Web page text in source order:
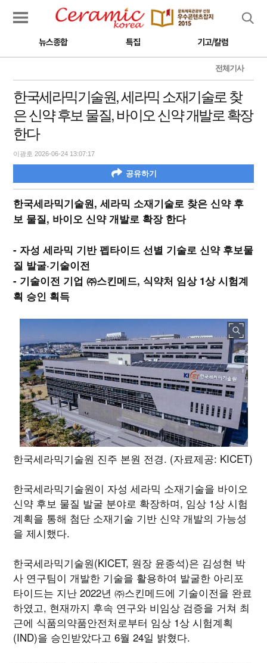
뉴스종합 특집 기고/칼럼
전체기사
한국세라믹기술원, 세라믹 소재기술로 찾
은 신약 후보 물질, 바이오 신약 개발로 확장
한다
이광호 2026-06-24 13:07:17
공유하기
한국세라믹기술원, 세라믹 소재기술로 찾은 신약 후
보 물질, 바이오 신약 개발로 확장 한다
- 자성 세라믹 기반 펩타이드 선별 기술로 신약 후보물
질 발굴·기술이전
- 기술이전 기업 ㈜스킨메드, 식약처 임상 1상 시험계
획 승인 획득
한국세라믹기술원 진주 본원 전경. (자료제공: KICET)
한국세라믹기술원이 자성 세라믹 소재기술을 바이오
신약 후보 물질 발굴 분야로 확장하며, 임상 1상 시험
계획을 통해 첨단 소재기술 기반 신약 개발의 가능성
을 제시했다.
한국세라믹기술원(KICET, 원장 윤종석)은 김성현 박
사 연구팀이 개발한 기술을 활용하여 발굴한 아리포
타이드는 지난 2022년 ㈜스킨메드에 기술이전을 완료
하였고, 현재까지 후속 연구와 비임상 검증을 거쳐 최
근에 식품의약품안전처로부터 임상 1상 시험계획
(IND)을 승인받았다고 6월 24일 밝혔다.
검색